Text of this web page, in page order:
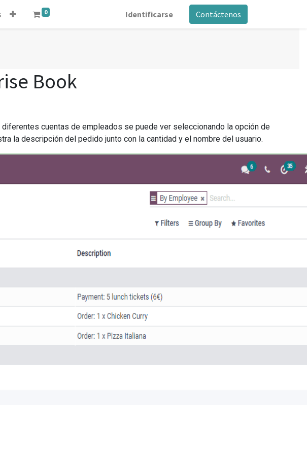
0 Identificarse Contáctenos
Book
cuentas de empleados se puede ver seleccionando la opción de
la descripción del pedido junto con la cantidad y el nombre del usuario.